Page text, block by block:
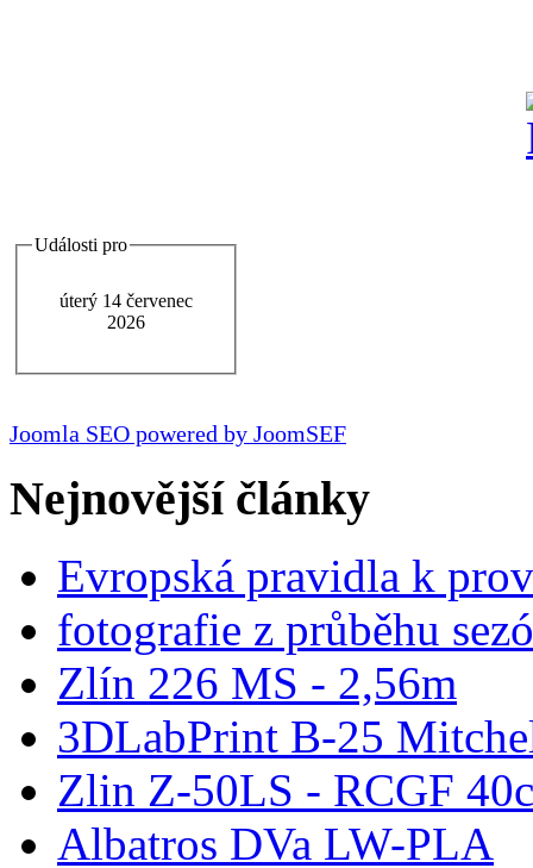
Události pro
úterý 14 červenec
2026
Joomla SEO powered by JoomSEF
Nejnovější články
Evropská pravidla k
fotografie z průběhu
Zlín 226 MS - 2,56m
3DLabPrint B-25
Zlin Z-50LS - RCGF
Albatros DVa LW-PLA